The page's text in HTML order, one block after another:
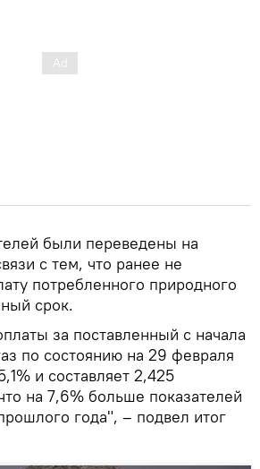
были переведены на
с тем, что ранее не
потребленного природного
срок.
за поставленный с начала
по состоянию на 29 февраля
и составляет 2,425
на 7,6% больше показателей
года", – подвел итог